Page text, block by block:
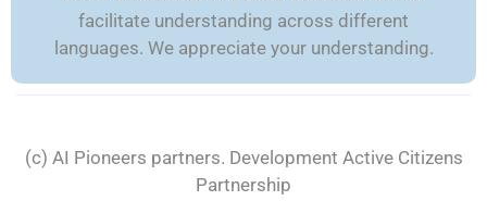
facilitate understanding across different
languages. We appreciate your understanding.
(c) AI Pioneers partners. Development Active Citizens
Partnership